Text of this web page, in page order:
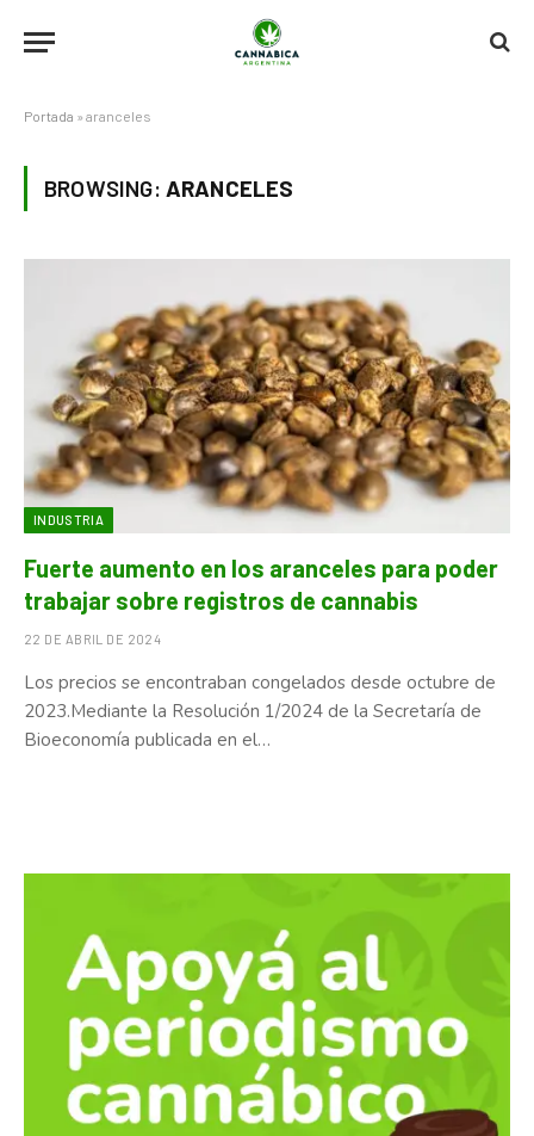
Portada » aranceles
BROWSING: ARANCELES
INDUSTRIA
Fuerte aumento en los aranceles para poder
trabajar sobre registros de cannabis
22 DE ABRIL DE 2024
Los precios se encontraban congelados desde octubre de
2023.Mediante la Resolución 1/2024 de la Secretaría de
Bioeconomía publicada en el…